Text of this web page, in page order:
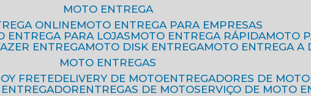
MOTO ENTREGA
ONLINE
MOTO ENTREGA PARA EMPRESAS
ENTREGA PARA LOJAS MOTO ENTREGA RÁPIDA
MOTO
ENTREGA MOTO DISK ENTREGA
MOTO ENTREGA
MOTO ENTREGAS
FRETE DELIVERY DE MOTO ENTREGADORES DE MOTO
ENTREGADOR ENTREGAS DE MOTO
SERVIÇO DE MOTO